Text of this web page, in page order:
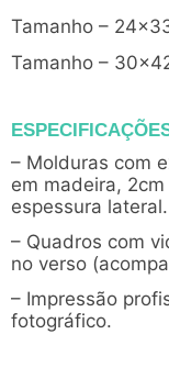
Tamanho –
Tamanho –
– Molduras com
em madeira,
espessura lateral.
– Quadros com
no verso
– Impressão
fotográfico.